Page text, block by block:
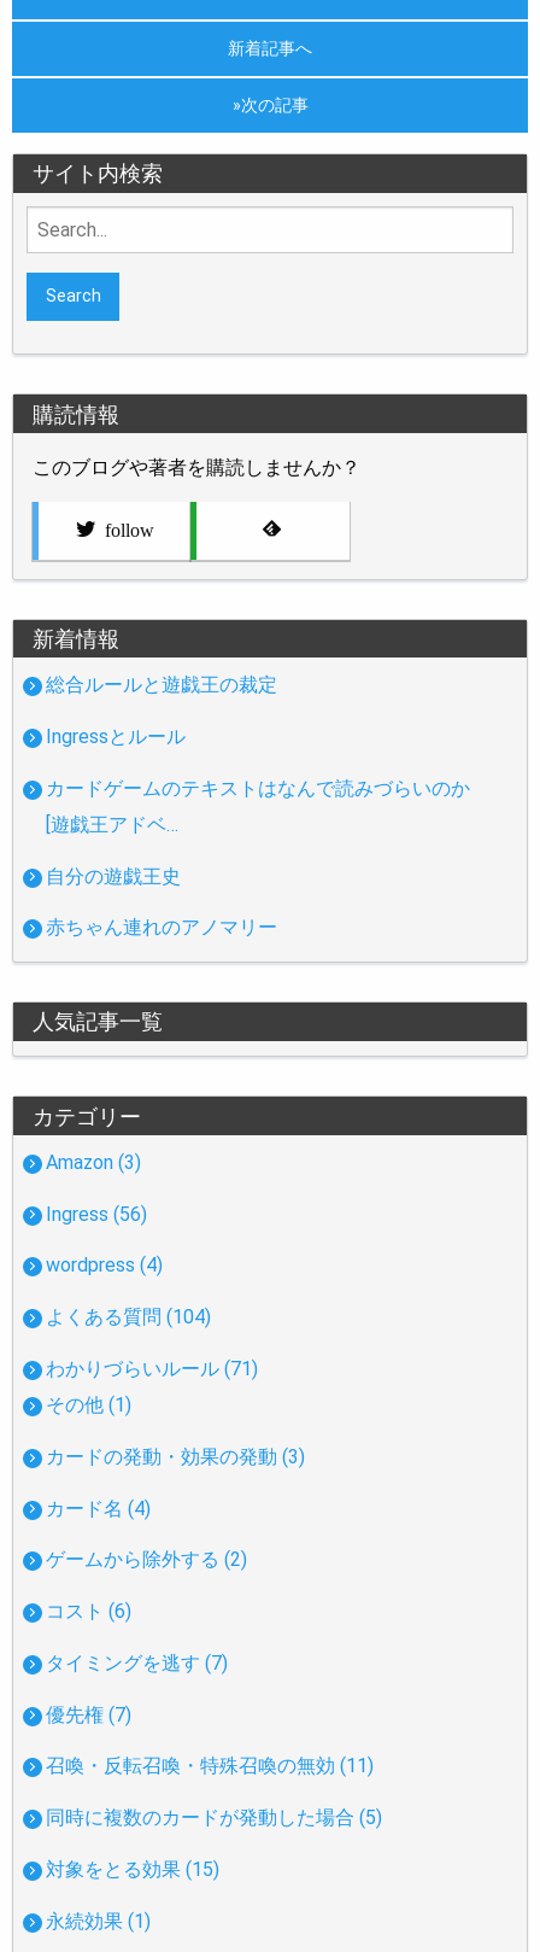
新着記事へ
»次の記事
サイト内検索
Search
for:
購読情報
このブログや著者を購読しませんか？
follow
新着情報
総合ルールと遊戯王の裁定
Ingressとルール
カードゲームのテキストはなんで読みづらいのか
[遊戯王アドベ…
自分の遊戯王史
赤ちゃん連れのアノマリー
人気記事一覧
カテゴリー
Amazon (3)
Ingress (56)
wordpress (4)
よくある質問 (104)
わかりづらいルール (71)
その他 (1)
カードの発動・効果の発動 (3)
カード名 (4)
ゲームから除外する (2)
コスト (6)
タイミングを逃す (7)
優先権 (7)
召喚・反転召喚・特殊召喚の無効 (11)
同時に複数のカードが発動した場合 (5)
対象をとる効果 (15)
永続効果 (1)